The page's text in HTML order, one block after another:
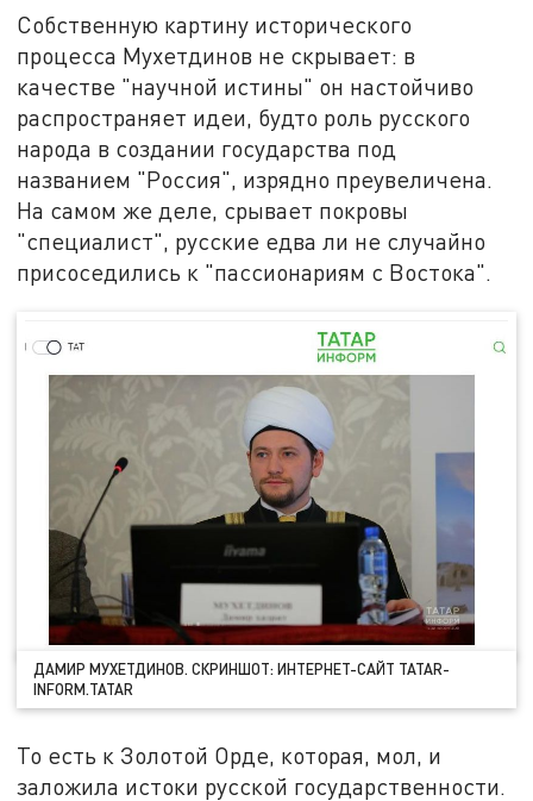
Собственную картину исторического
процесса Мухетдинов не скрывает: в
качестве "научной истины" он настойчиво
распространяет идеи, будто роль русского
народа в создании государства под
названием "Россия", изрядно преувеличена.
На самом же деле, срывает покровы
"специалист", русские едва ли не случайно
присоседились к "пассионариям с Востока".
ДАМИР МУХЕТДИНОВ. СКРИНШОТ: ИНТЕРНЕТ-САЙТ TATAR-
INFORM.TATAR
То есть к Золотой Орде, которая, мол, и
заложила истоки русской государственности.